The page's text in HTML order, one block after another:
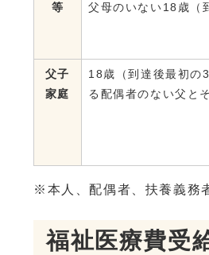
等
父母のいない18歳（
父子
家庭
18歳（到達後最初の
る配偶者のない父と
※本人、配偶者、扶養義務
福祉医療費受